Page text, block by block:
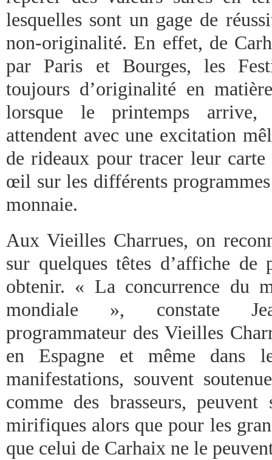
lesquelles sont un gage de
non-originalité. En effet, de
par Paris et Bourges, les
toujours d’originalité en
lorsque le printemps arrive,
attendent avec une excitation
de rideaux pour tracer leur carte
œil sur les différents
monnaie.
Aux Vieilles Charrues, on
sur quelques têtes d’affiche
obtenir. « La concurrence du
mondiale », constate
programmateur des Vieilles
en Espagne et même dans
manifestations, souvent
comme des brasseurs,
mirifiques alors que pour les
que celui de Carhaix ne le